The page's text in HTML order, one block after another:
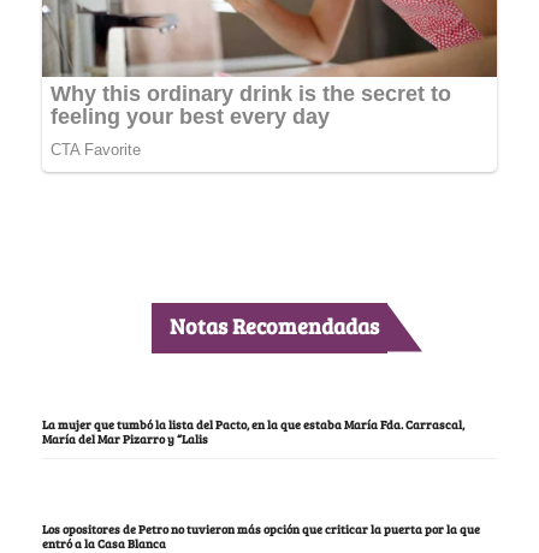
Notas Recomendadas
La mujer que tumbó la lista del Pacto, en la que estaba María Fda. Carrascal,
María del Mar Pizarro y “Lalis
Los opositores de Petro no tuvieron más opción que criticar la puerta por la que
entró a la Casa Blanca